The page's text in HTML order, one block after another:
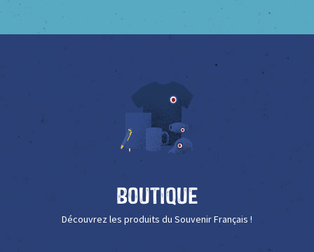
Boutique
Découvrez les produits du Souvenir Français !